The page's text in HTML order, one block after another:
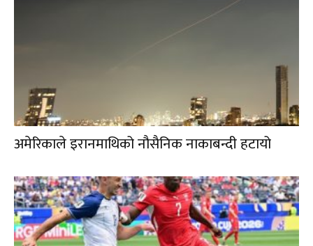
अमेरिकाले इरानमाथिको नौसैनिक नाकाबन्दी हटायो